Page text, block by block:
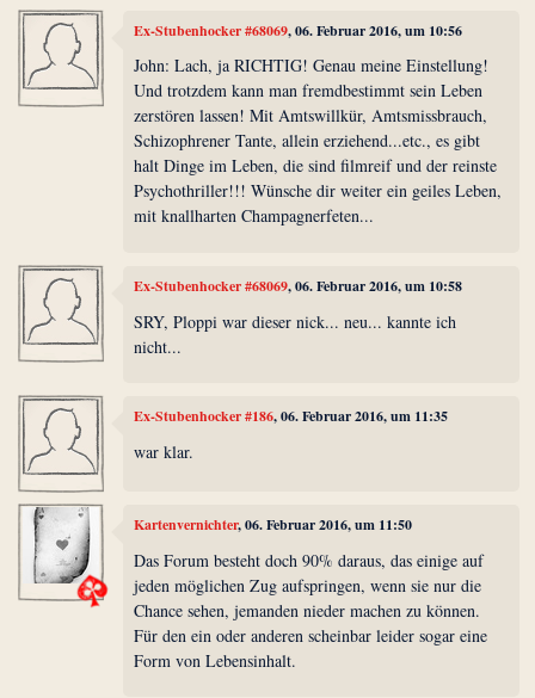
Ex-Stubenhocker #68069, 06. Februar 2016, um 10:56
John: Lach, ja RICHTIG! Genau meine Einstellung!
Und trotzdem kann man fremdbestimmt sein Leben
zerstören lassen! Mit Amtswillkür, Amtsmissbrauch,
Schizophrener Tante, allein erziehend...etc., es gibt
halt Dinge im Leben, die sind filmreif und der reinste
Psychothriller!!! Wünsche dir weiter ein geiles Leben,
mit knallharten Champagnerfeten...
Ex-Stubenhocker #68069, 06. Februar 2016, um 10:58
SRY, Ploppi war dieser nick... neu... kannte ich
nicht...
Ex-Stubenhocker #186, 06. Februar 2016, um 11:35
war klar.
Kartenvernichter, 06. Februar 2016, um 11:50
Das Forum besteht doch 90% daraus, das einige auf
jeden möglichen Zug aufspringen, wenn sie nur die
Chance sehen, jemanden nieder machen zu können.
Für den ein oder anderen scheinbar leider sogar eine
Form von Lebensinhalt.